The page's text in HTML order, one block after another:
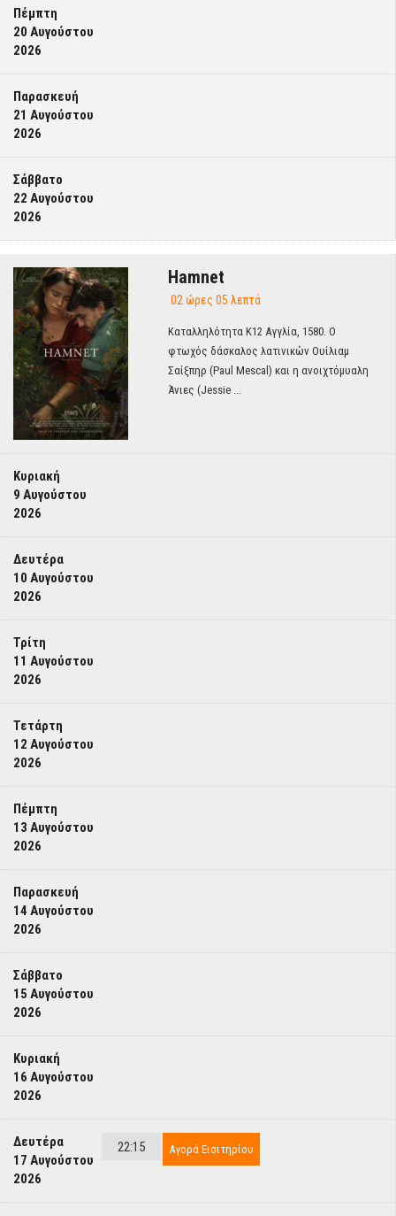
Πέμπτη
20 Αυγούστου
2026
Παρασκευή
21 Αυγούστου
2026
Σάββατο
22 Αυγούστου
2026
Hamnet
02 ώρες 05 λεπτά
Καταλληλότητα Κ12 Αγγλία, 1580. Ο
φτωχός δάσκαλος λατινικών Ουίλιαμ
Σαίξπηρ (Paul Mescal) και η ανοιχτόμυαλη
Άνιες (Jessie ...
Κυριακή
9 Αυγούστου
2026
Δευτέρα
10 Αυγούστου
2026
Τρίτη
11 Αυγούστου
2026
Τετάρτη
12 Αυγούστου
2026
Πέμπτη
13 Αυγούστου
2026
Παρασκευή
14 Αυγούστου
2026
Σάββατο
15 Αυγούστου
2026
Κυριακή
16 Αυγούστου
2026
Δευτέρα
17 Αυγούστου
2026
22:15 Αγορά Εισιτηρίου